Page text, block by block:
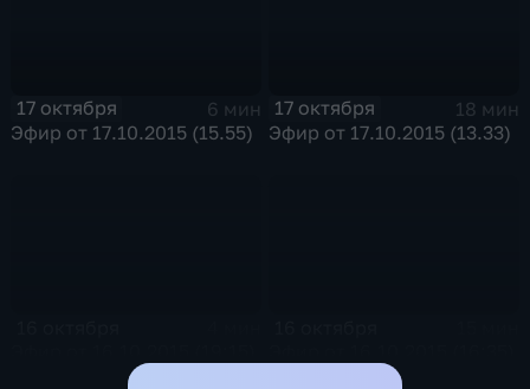
17 октября
6 мин
Эфир от 17.10.2015 (15.55)
17 октября
18 мин
Эфир от 17.10.2015 (13.33)